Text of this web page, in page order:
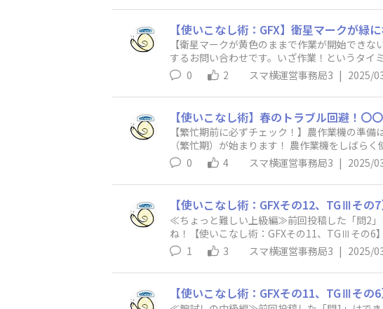
【使いこなし術：GFX】衛星マークが緑
【衛星マークが黄色のままで作業が開始でき
するお問い合わせです。いざ作業！というタイ
面左上の衛星マーク、緑にな
0 2 スマ横運営事務局3 | 2025/
【使いこなし術】春のトラブル回避！〇
【繁忙期前に必ずチェック！】農作業機の準
（繁忙期）が始まります！ 農作業機をしばら
か？ 作業を
0 4 スマ横運営事務局3 | 2025/
【使いこなし術：GFXその12、TGⅢそ
≪ちょっと難しい上級編≫前回投稿した「問2」
ね！【使いこなし術：GFXその11、TGⅢその6
てみてください！ヒント：答えは1
1 3 スマ横運営事務局3 | 2025/
【使いこなし術：GFXその11、TGⅢそ